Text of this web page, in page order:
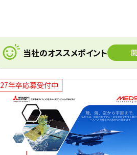
当社のオススメポイント
27年卒応募受付中